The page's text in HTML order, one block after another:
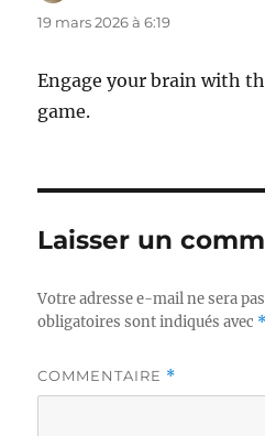
19 mars 2026 à 6:19
Engage your brain with
game.
Laisser un
Votre adresse e-mail ne sera
obligatoires sont indiqués avec *
COMMENTAIRE *